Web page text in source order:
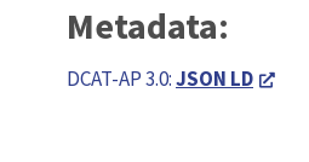
Metadata:
DCAT-AP 3.0:JSON LD